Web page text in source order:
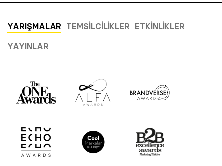
YARIŞMALAR TEMSILCILIKLER ETKINLIKLER
YAYINLAR